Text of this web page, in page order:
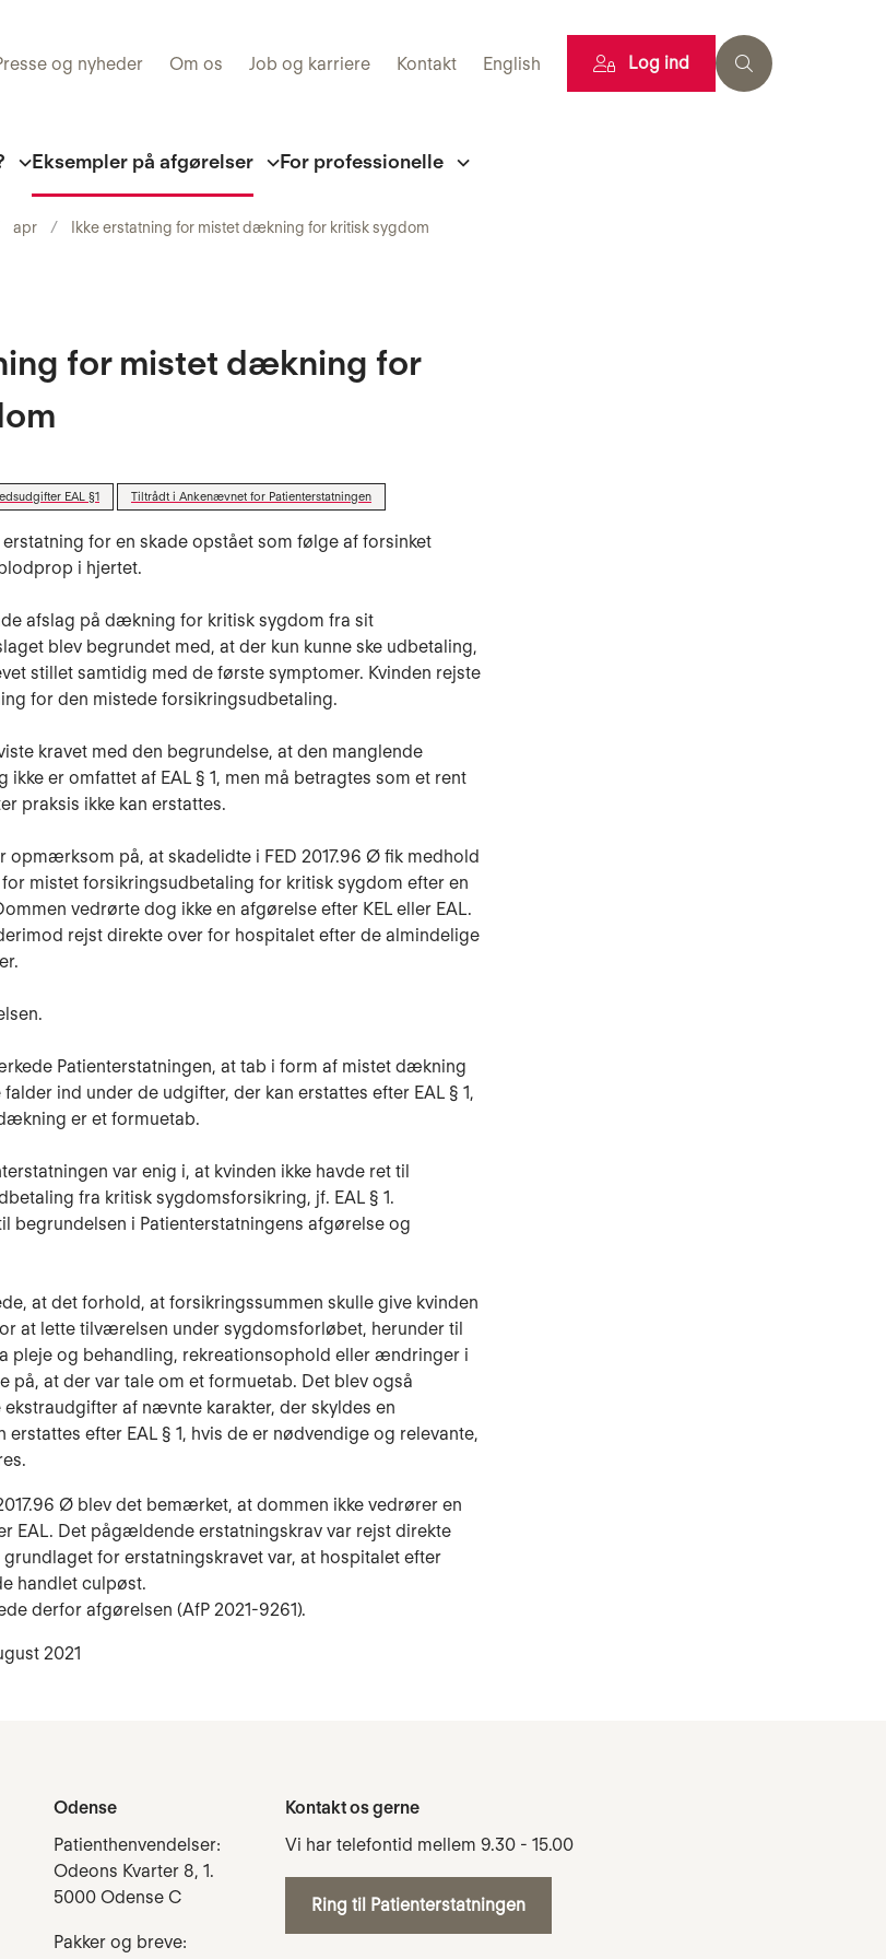
og nyheder Om os Job og karriere Kontakt English Log ind
Eksempler på afgørelser For professionelle
apr Ikke erstatning for mistet dækning for kritisk sygdom
for mistet dækning for
EAL §1 Tiltrådt i Ankenævnet for Patienterstatningen
for en skade opstået som følge af forsinket
i hjertet.
afslag på dækning for kritisk sygdom fra sit
blev begrundet med, at der kun kunne ske udbetaling,
stillet samtidig med de første symptomer. Kvinden rejste
for den mistede forsikringsudbetaling.
kravet med den begrundelse, at den manglende
ikke er omfattet af EAL § 1, men må betragtes som et rent
praksis ikke kan erstattes.
opmærksom på, at skadelidte i FED 2017.96 Ø fik medhold
mistet forsikringsudbetaling for kritisk sygdom efter en
vedrørte dog ikke en afgørelse efter KEL eller EAL.
rejst direkte over for hospitalet efter de almindelige
Patienterstatningen, at tab i form af mistet dækning
ind under de udgifter, der kan erstattes efter EAL § 1,
er et formuetab.
var enig i, at kvinden ikke havde ret til
fra kritisk sygdomsforsikring, jf. EAL § 1.
begrundelsen i Patienterstatningens afgørelse og
at det forhold, at forsikringssummen skulle give kvinden
at lette tilværelsen under sygdomsforløbet, herunder til
pleje og behandling, rekreationsophold eller ændringer i
på, at der var tale om et formuetab. Det blev også
af nævnte karakter, der skyldes en
erstattes efter EAL § 1, hvis de er nødvendige og relevante,
Ø blev det bemærket, at dommen ikke vedrører en
EAL. Det pågældende erstatningskrav var rejst direkte
for erstatningskravet var, at hospitalet efter
handlet culpøst.
derfor afgørelsen (AfP 2021-9261).
2021
Odense
Patienthenvendelser:
Odeons Kvarter 8, 1.
5000 Odense C
Pakker og breve:
Kontakt os gerne
Vi har telefontid mellem 9.30 - 15.00
Ring til Patienterstatningen